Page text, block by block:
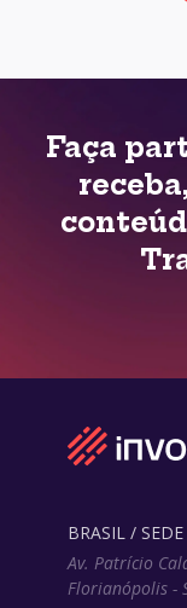
Faça
BRASIL / SEDE
Av. Patrício
Florianópolis -